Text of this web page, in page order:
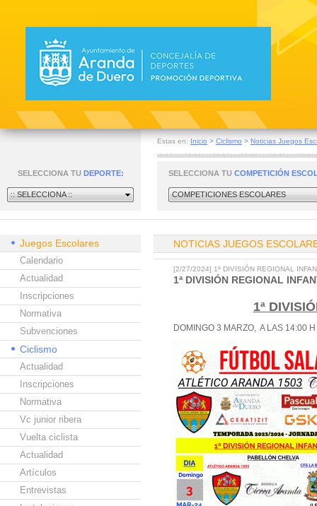
Estas en: Inicio > Ciclismo > Noticias Juegos
SELECCIONA TU DEPORTE:
:: SELECCIONA ::
SELECCIONA TU COMPETICIÓN
COMPETICIONES ESCOLARES
Juegos Escolares
Calendario
Actualidad
Inscripciones
Normativa
Subvenciones
Ciclismo
Actualidad
Inscripciones
Normativa
Vc junior ribera
Vuelta ciclista
Actualidad
Artículos
Entrevistas
NOTICIAS JUEGOS
[2/27/2024] 1ª DIVISIÓN REGIONAL
1ª DIVISIÓN REGIONAL
1ª
DOMINGO 3 MARZO, A LAS 14:00